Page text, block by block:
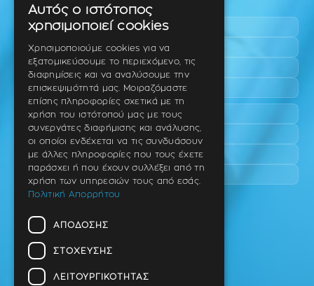
Πυλαία
Τριάδι
Νέο Ρύσιο
Επανομή
Περαία
Καλαμαριά
Πανόραμα
Χαριλάου
Ταβάκη – Θ. Λίτσα 10 (γωνία),
Θέρμη – Θεσσαλονίκη
T.K 57001
Αυτός ο ιστότοπος
χρησιμοποιεί cookies
Χρησιμοποιούμε cookies για να
εξατομικεύσουμε το περιεχόμενο, τις
διαφημίσεις και να αναλύσουμε την
επισκεψιμότητά μας. Μοιραζόμαστε
επίσης πληροφορίες σχετικά με τη
χρήση του ιστότοπού μας με τους
συνεργάτες διαφήμισης και ανάλυσης,
οι οποίοι ενδέχεται να τις συνδυάσουν
με άλλες πληροφορίες που τους έχετε
παράσχει ή που έχουν συλλέξει από τη
χρήση των υπηρεσιών τους από εσάς.
Πολιτική Απορρήτου
ΑΠΌΔΟΣΗΣ
ΣΤΌΧΕΥΣΗΣ
ΛΕΙΤΟΥΡΓΙΚΌΤΗΤΑΣ